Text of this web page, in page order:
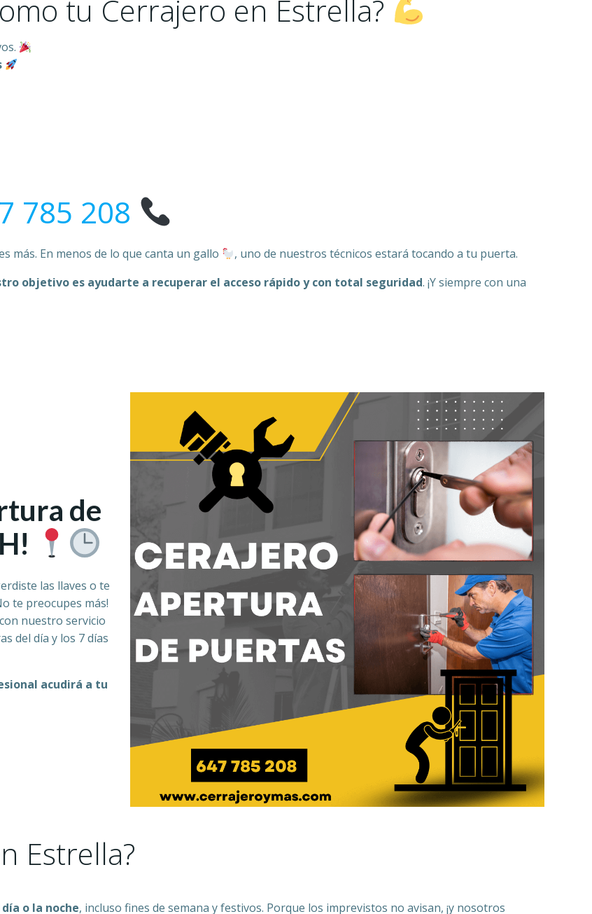
tu Cerrajero en Estrella?
785 208
más. En menos de lo que canta un gallo
, uno de nuestros técnicos estará tocando a tu puerta.
objetivo es ayudarte a recuperar el acceso rápido y con total seguridad. ¡Y siempre con una
de
las llaves o te
te preocupes más!
nuestro servicio
del día y los 7 días
acudirá a tu
Estrella?
o la noche, incluso fines de semana y festivos. Porque los imprevistos no avisan, ¡y nosotros